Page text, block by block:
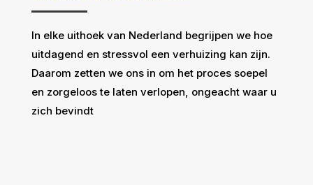
In elke uithoek van Nederland begrijpen we hoe
uitdagend en stressvol een verhuizing kan zijn.
Daarom zetten we ons in om het proces soepel
en zorgeloos te laten verlopen, ongeacht waar u
zich bevindt